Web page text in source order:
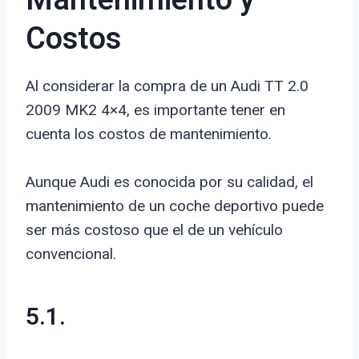
Costos
Al considerar la compra de un Audi TT 2.0
2009 MK2 4×4, es importante tener en
cuenta los costos de mantenimiento.
Aunque Audi es conocida por su calidad, el
mantenimiento de un coche deportivo puede
ser más costoso que el de un vehículo
convencional.
5.1.